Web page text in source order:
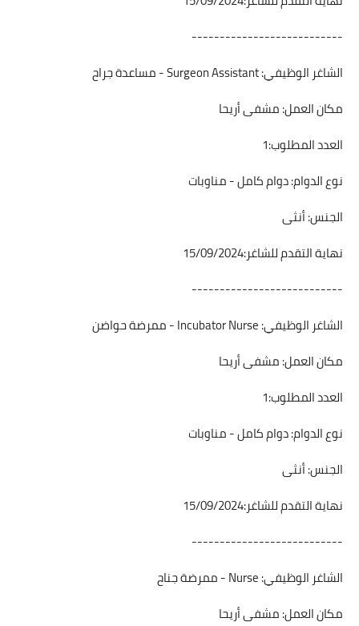
---------------------------
الشاغر الوظيفي: Surgeon Assistant - مساعدة جراح
مكان العمل: مشفى أريحا
العدد المطلوب:1
نوع الدوام: دوام كامل - مناوبات
الجنس: أنثى
نهاية التقدم للشاغر:15/09/2024
---------------------------
الشاغر الوظيفي: Incubator Nurse - ممرضة حواضن
مكان العمل: مشفى أريحا
العدد المطلوب:1
نوع الدوام: دوام كامل - مناوبات
الجنس: أنثى
نهاية التقدم للشاغر:15/09/2024
---------------------------
الشاغر الوظيفي: Nurse - ممرضة جناح
مكان العمل: مشفى أريحا